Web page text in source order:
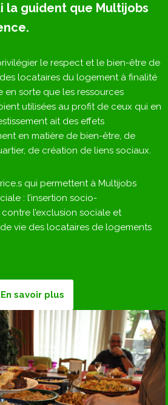
la guident que Multijobs
le respect et le bien-être de
des locataires du logement à finalité
en sorte que les ressources
utilisées au profit de ceux qui en
ait des effets
en matière de bien-être, de
de création de liens sociaux.
qui permettent à Multijobs
: l’insertion socio-
l’exclusion sociale et
vie des locataires de logements
En savoir plus